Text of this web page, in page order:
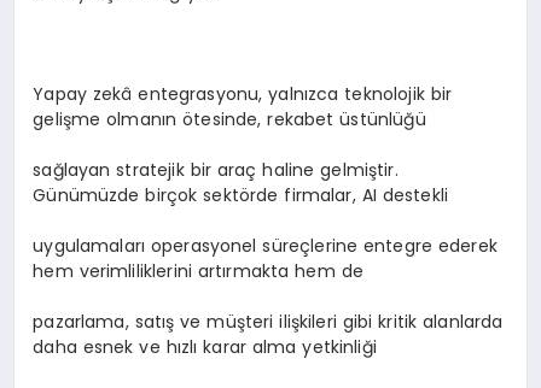
Yapay zekâ entegrasyonu, yalnızca teknolojik bir
gelişme olmanın ötesinde, rekabet üstünlüğü
sağlayan stratejik bir araç haline gelmiştir.
Günümüzde birçok sektörde firmalar, AI destekli
uygulamaları operasyonel süreçlerine entegre ederek
hem verimliliklerini artırmakta hem de
pazarlama, satış ve müşteri ilişkileri gibi kritik alanlarda
daha esnek ve hızlı karar alma yetkinliği